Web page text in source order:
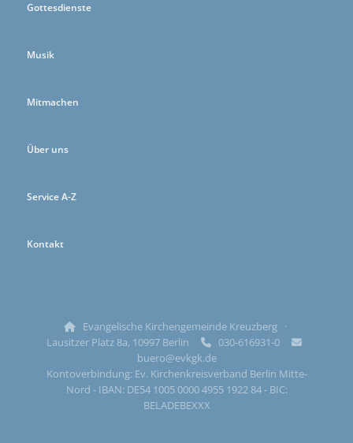
Gottesdienste
Musik
Mitmachen
Über uns
Service A-Z
Kontakt

Evangelische Kirchengemeinde Kreuzberg ·
Lausitzer Platz 8a, 10997 Berlin
 030-616931-0 
buero@evkgk.de
Kontoverbindung: Ev. Kirchenkreisverband Berlin Mitte-
Nord - IBAN: DE54 1005 0000 4955 1922 84 - BIC:
BELADEBEXXX